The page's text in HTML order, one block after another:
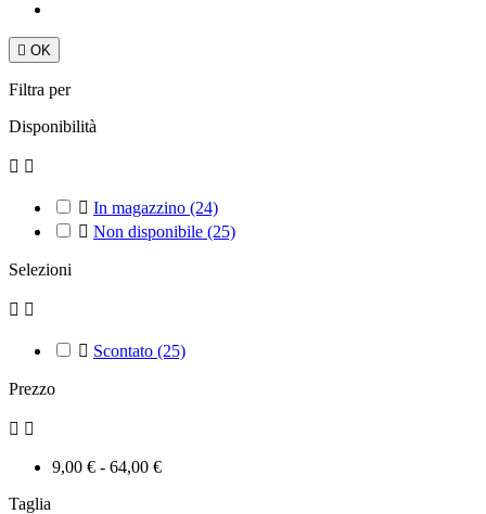
 OK
Filtra per
Disponibilità
 
 In magazzino (24)
 Non disponibile (25)
Selezioni
 
 Scontato (25)
Prezzo
 
9,00 € - 64,00 €
Taglia